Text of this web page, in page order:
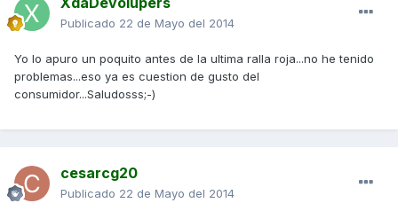
Publicado 22 de Mayo del 2014
Yo lo apuro un poquito antes de la ultima ralla roja...no he tenido
problemas...eso ya es cuestion de gusto del
consumidor...Saludosss;-)
cesarcg20
Publicado 22 de Mayo del 2014